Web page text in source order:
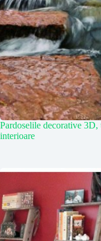
Pardoselile decorative
interioare